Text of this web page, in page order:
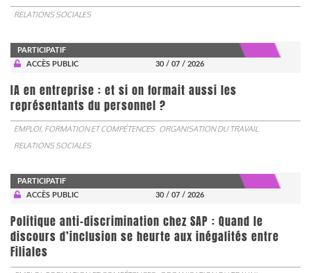
RELATIONS SOCIALES
PARTICIPATIF
ACCÈS PUBLIC
30 / 07 / 2026
IA en entreprise : et si on formait aussi les
représentants du personnel ?
EMPLOI, FORMATION ET COMPÉTENCES ORGANISATION DU TRAVAIL
RELATIONS SOCIALES
PARTICIPATIF
ACCÈS PUBLIC
30 / 07 / 2026
Politique anti-discrimination chez SAP : Quand le
discours d’inclusion se heurte aux inégalités entre
Filiales